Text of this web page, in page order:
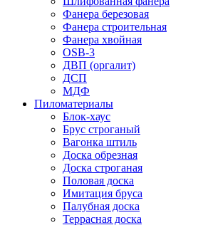
Фанера березовая
Фанера строительная
Фанера хвойная
OSB-3
ДВП (оргалит)
ДСП
МДФ
Пиломатериалы
Блок-хаус
Брус строганый
Вагонка штиль
Доска обрезная
Доска строганая
Половая доска
Имитация бруса
Палубная доска
Террасная доска